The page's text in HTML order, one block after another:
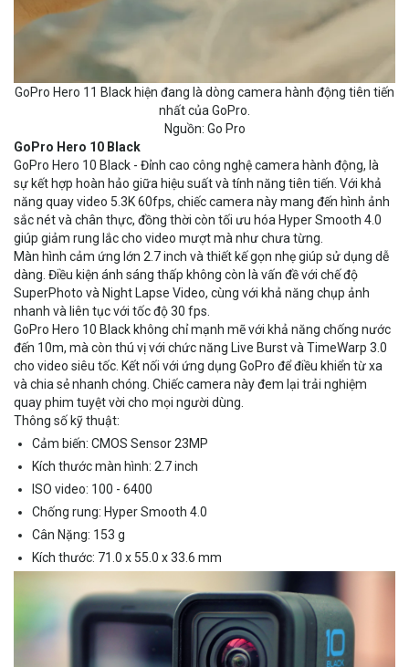
GoPro Hero 11 Black hiện đang là dòng camera hành động tiên tiến
nhất của GoPro.
Nguồn: Go Pro
GoPro Hero 10 Black
GoPro Hero 10 Black - Đỉnh cao công nghệ camera hành động, là
sự kết hợp hoàn hảo giữa hiệu suất và tính năng tiên tiến. Với khả
năng quay video 5.3K 60fps, chiếc camera này mang đến hình ảnh
sắc nét và chân thực, đồng thời còn tối ưu hóa Hyper Smooth 4.0
giúp giảm rung lắc cho video mượt mà như chưa từng.
Màn hình cảm ứng lớn 2.7 inch và thiết kế gọn nhẹ giúp sử dụng dễ
dàng. Điều kiện ánh sáng thấp không còn là vấn đề với chế độ
SuperPhoto và Night Lapse Video, cùng với khả năng chụp ảnh
nhanh và liên tục với tốc độ 30 fps.
GoPro Hero 10 Black không chỉ mạnh mẽ với khả năng chống nước
đến 10m, mà còn thú vị với chức năng Live Burst và TimeWarp 3.0
cho video siêu tốc. Kết nối với ứng dụng GoPro để điều khiển từ xa
và chia sẻ nhanh chóng. Chiếc camera này đem lại trải nghiệm
quay phim tuyệt vời cho mọi người dùng.
Thông số kỹ thuật:
Cảm biến: CMOS Sensor 23MP
Kích thước màn hình: 2.7 inch
ISO video: 100 - 6400
Chống rung: Hyper Smooth 4.0
Cân Nặng: 153 g
Kích thước: 71.0 x 55.0 x 33.6 mm